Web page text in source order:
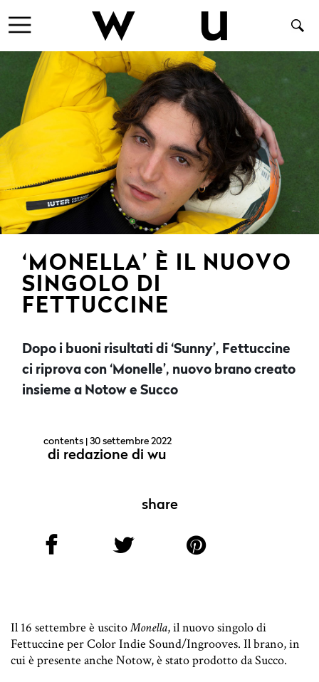
‘MONELLA’ È IL NUOVO
SINGOLO DI
FETTUCCINE
Dopo i buoni risultati di ‘Sunny’, Fettuccine
ci riprova con ‘Monelle’, nuovo brano creato
insieme a Notow e Succo
contents| 30 settembre 2022
di redazione di wu
share
Il 16 settembre è uscitoMonella, il nuovo singolo di
Fettuccine per Color Indie Sound/Ingrooves. Il brano, in
cui è presente anche Notow, è stato prodotto da Succo.